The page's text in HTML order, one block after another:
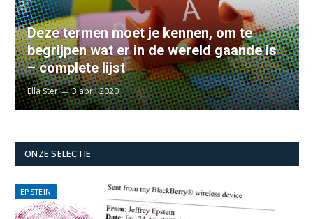
Deze termen moet je kennen, om te
begrijpen wat er in de wereld gaande is
– complete lijst
Ella Ster 3 april 2020
ONZE SELECTIE
EPSTEIN